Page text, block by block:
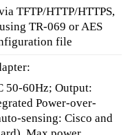
TFTP/HTTP/HTTPS,
TR-069 or AES
file
50-60Hz; Output:
Power-over-
sensing: Cisco and